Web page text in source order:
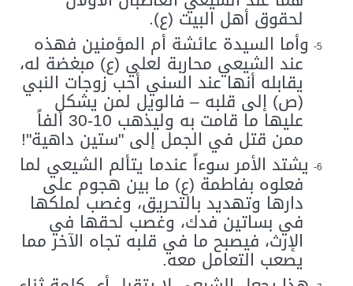
لحقوق أهل البيت (ع).
5- وأما السيدة عائشة أم المؤمنين فهذه
عند الشيعي محاربة لعلي (ع) مبغضة له،
يقابله أنها عند السني أحب زوجات النبي
(ص) إلى قلبه – فالويل لمن يشكل
عليها ما قامت به وليذهب 10-30 ألفاً
ممن قتل في الجمل إلى "ستين داهية"!
6- يشتد الأمر سوءاً عندما يتألم الشيعي لما
فعلوه بفاطمة (ع) ما بين هجوم على
دارها وتهديد بالتحريق، وغصب لملكها
في بساتين فدك، وغصب لحقها في
الإرث، فيصبح ما في قلبه تجاه الآخر مما
يصعب التعامل معه.